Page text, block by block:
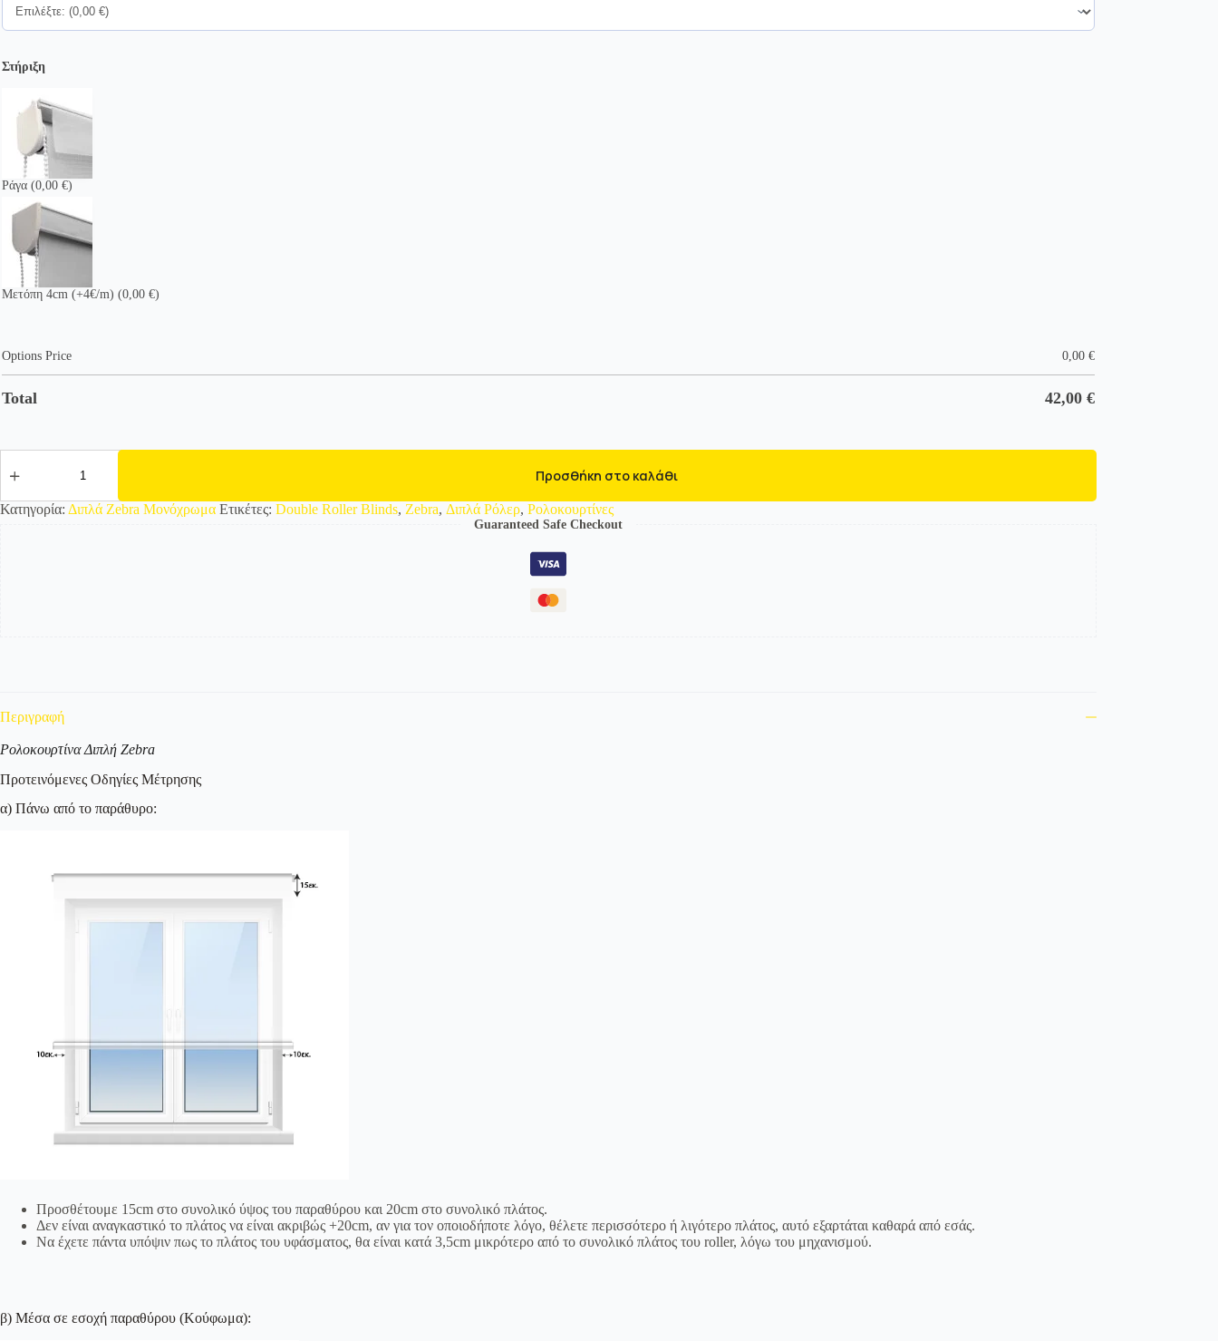
Στήριξη
Ράγα (0,00 €)
Μετόπη 4cm (+4€/m) (0,00 €)
Options Price 0,00 €
Total 42,00 €
Διπλό
Ρολοκουρτίνα
Zebra
Προσθήκη στο καλάθι
Κατηγορία: Διπλά Zebra Μονόχρωμα Ετικέτες: Double Roller Blinds, Zebra, Διπλά Ρόλερ, Ρολοκουρτίνες
Guaranteed Safe Checkout
Περιγραφή
Ρολοκουρτίνα Διπλή Zebra
Προτεινόμενες Οδηγίες Μέτρησης
α) Πάνω από το παράθυρο:
Προσθέτουμε 15cm στο συνολικό ύψος του παραθύρου και 20cm στο συνολικό πλάτος.
Δεν είναι αναγκαστικό το πλάτος να είναι ακριβώς +20cm, αν για τον οποιοδήποτε λόγο, θέλετε περισσότερο ή λιγότερο πλάτος, αυτό εξαρτάται καθαρά από εσάς.
Να έχετε πάντα υπόψιν πως το πλάτος του υφάσματος, θα είναι κατά 3,5cm μικρότερο από το συνολικό πλάτος του roller, λόγω του μηχανισμού.
β) Μέσα σε εσοχή παραθύρου (Κούφωμα):